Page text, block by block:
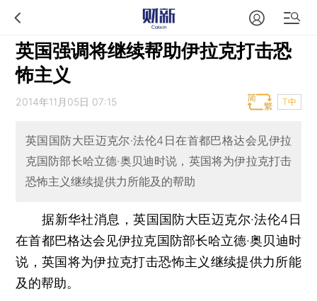
英国强调将继续帮助伊拉克打击恐
怖主义
2014年11月05日 07:15 T中
英国国防大臣迈克尔·法伦4日在首都巴格达会见伊拉
克国防部长哈立德·奥贝迪时说，英国将为伊拉克打击
恐怖主义继续提供力所能及的帮助
据新华社消息，英国国防大臣迈克尔·法伦4日
在首都巴格达会见伊拉克国防部长哈立德·奥贝迪时
说，英国将为伊拉克打击恐怖主义继续提供力所能
及的帮助。